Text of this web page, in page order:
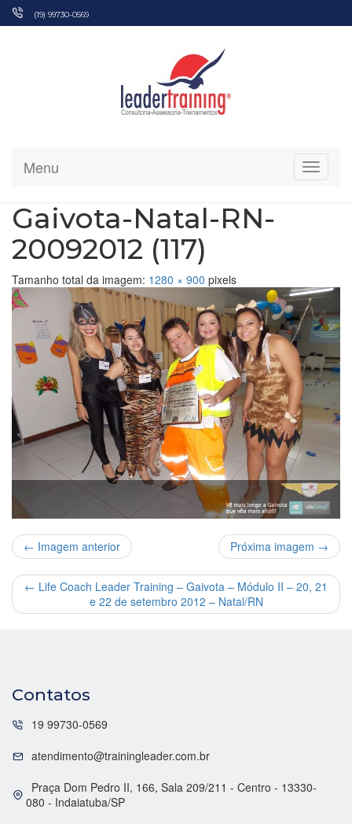
Pular
(19) 99730-0569
Menu
Gaivota-Natal-RN-
20092012 (117)
Tamanho total da imagem: 1280 × 900 pixels
← Imagem anterior Próxima imagem →
← Life Coach Leader Training – Gaivota – Módulo II – 20, 21
e 22 de setembro 2012 – Natal/RN
Contatos
19 99730-0569
atendimento@trainingleader.com.br
Praça Dom Pedro II, 166, Sala 209/211 - Centro - 13330-
080 - Indaiatuba/SP